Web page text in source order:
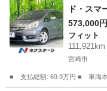
ド・ス
正ＳＤナ
Ｄヘッ
ルコン
ルミ オ
ジ （検
573,000円
フィット
宮崎市
■ 支払総額: 69.9万円 ■ 車両